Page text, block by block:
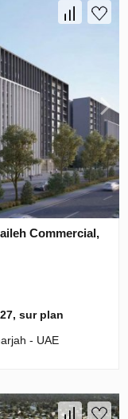
Commercial,
sur plan
- UAE